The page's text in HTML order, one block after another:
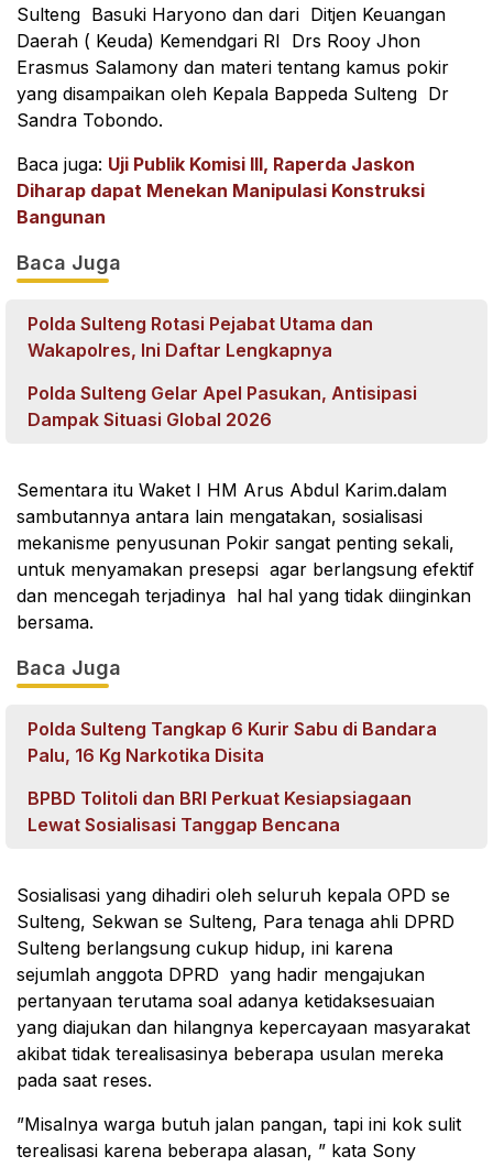
Sulteng Basuki Haryono dan dari Ditjen Keuangan
Daerah ( Keuda) Kemendgari RI Drs Rooy Jhon
Erasmus Salamony dan materi tentang kamus pokir
yang disampaikan oleh Kepala Bappeda Sulteng Dr
Sandra Tobondo.
Baca juga: Uji Publik Komisi III, Raperda Jaskon
Diharap dapat Menekan Manipulasi Konstruksi
Bangunan
Baca Juga
Polda Sulteng Rotasi Pejabat Utama dan
Wakapolres, Ini Daftar Lengkapnya
Polda Sulteng Gelar Apel Pasukan, Antisipasi
Dampak Situasi Global 2026
Sementara itu Waket I HM Arus Abdul Karim.dalam
sambutannya antara lain mengatakan, sosialisasi
mekanisme penyusunan Pokir sangat penting sekali,
untuk menyamakan presepsi agar berlangsung efektif
dan mencegah terjadinya hal hal yang tidak diinginkan
bersama.
Baca Juga
Polda Sulteng Tangkap 6 Kurir Sabu di Bandara
Palu, 16 Kg Narkotika Disita
BPBD Tolitoli dan BRI Perkuat Kesiapsiagaan
Lewat Sosialisasi Tanggap Bencana
Sosialisasi yang dihadiri oleh seluruh kepala OPD se
Sulteng, Sekwan se Sulteng, Para tenaga ahli DPRD
Sulteng berlangsung cukup hidup, ini karena
sejumlah anggota DPRD yang hadir mengajukan
pertanyaan terutama soal adanya ketidaksesuaian
yang diajukan dan hilangnya kepercayaan masyarakat
akibat tidak terealisasinya beberapa usulan mereka
pada saat reses.
”Misalnya warga butuh jalan pangan, tapi ini kok sulit
terealisasi karena beberapa alasan, ” kata Sony